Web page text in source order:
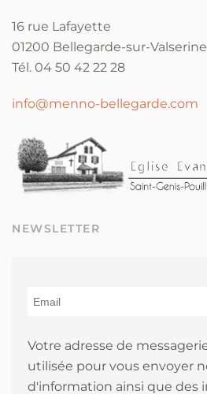
16 rue Lafayette
01200 Bellegarde-sur-Valserine
Tél. 04 50 42 22 28
info@menno-bellegarde.com
NEWSLETTER
Votre adresse de
utilisée pour vous envoyer
d'information ainsi que des